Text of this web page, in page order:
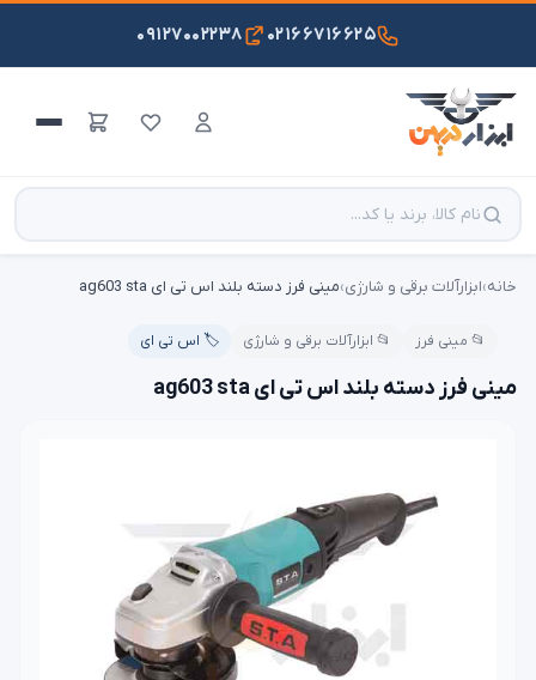
۰۲۱۶۶۷۱۶۶۲۵ ۰۹۱۲۷۰۰۲۲۳۸
خانه›ابزارآلات برقی و شارژی›مینی فرز دسته بلند اس تی ای ag603 sta
📂 مینی فرز 📂 ابزارآلات برقی و شارژی 🏷️ اس تی ای
مینی فرز دسته بلند اس تی ای ag603 sta